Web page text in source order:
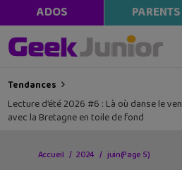
ADOS PARENTS
Tendances
Lecture d’été 2026 #6 : Là où danse le
avec la Bretagne en toile de fond
Accueil 2024 juin(Page 5)